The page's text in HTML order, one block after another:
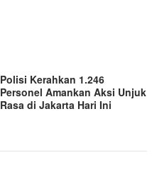
Polisi Kerahkan 1.246
Personel Amankan Aksi Unjuk
Rasa di Jakarta Hari Ini